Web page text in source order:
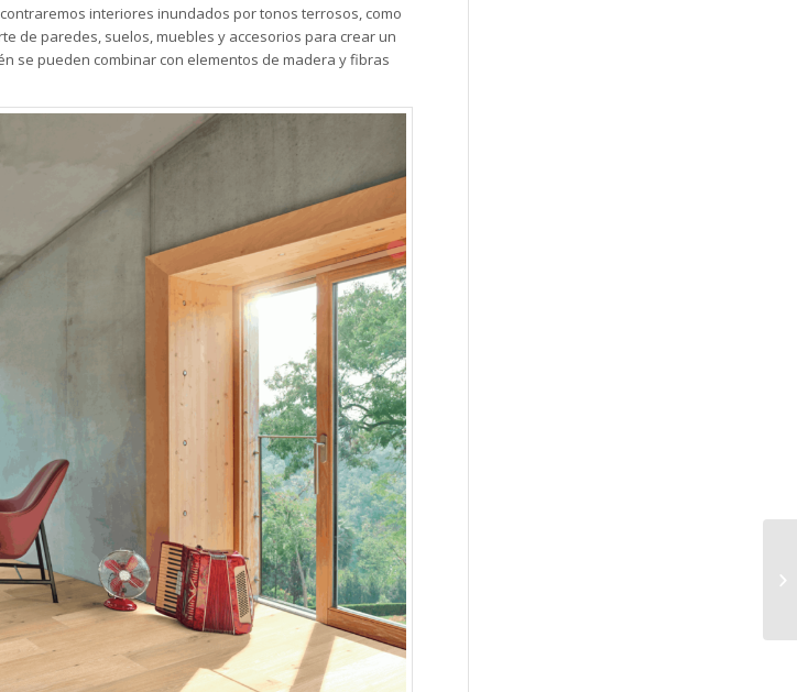
interiores inundados por tonos terrosos, como
de paredes, suelos, muebles y accesorios para crear un
se pueden combinar con elementos de madera y fibras